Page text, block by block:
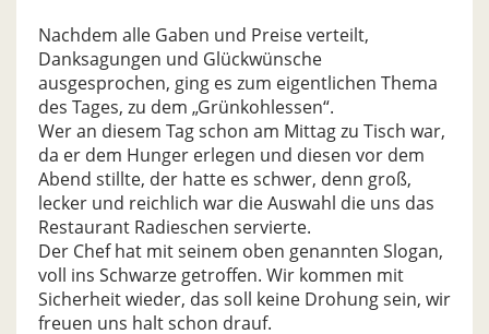
Nachdem alle Gaben und Preise verteilt,
Danksagungen und Glückwünsche
ausgesprochen, ging es zum eigentlichen Thema
des Tages, zu dem „Grünkohlessen“.
Wer an diesem Tag schon am Mittag zu Tisch war,
da er dem Hunger erlegen und diesen vor dem
Abend stillte, der hatte es schwer, denn groß,
lecker und reichlich war die Auswahl die uns das
Restaurant Radieschen servierte.
Der Chef hat mit seinem oben genannten Slogan,
voll ins Schwarze getroffen. Wir kommen mit
Sicherheit wieder, das soll keine Drohung sein, wir
freuen uns halt schon drauf.